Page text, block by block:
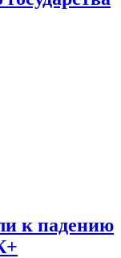
к падению